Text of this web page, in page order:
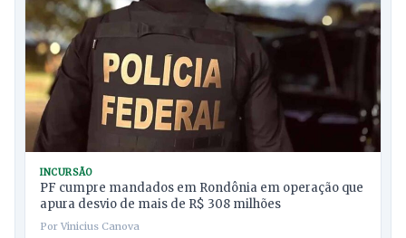
INCURSÃO
PF cumpre mandados em Rondônia em operação que
apura desvio de mais de R$ 308 milhões
Por Vinicius Canova